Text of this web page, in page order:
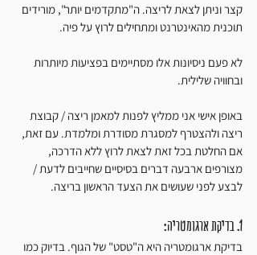
קצר וניתן לצאת לריצה. ה"מתקדמים יותר", מורידים
תוכנית מהאינטרנט ומתחילים לרוץ על פיה.
לא פעם ניסיונות אלו מסתיימים בפציעות מיותרות
ובחוויה שלילית.
באופן אישי אני ממליץ לפנות למאמן ריצה / קבוצת
ריצה ולהצטרף למסגרת מסודרת ומלמדת. עם זאת,
אם החלטת בכל זאת לצאת לרוץ ללא הדרכה,
מצורפים ארבעה דברים בסיסיים שחייבים לדעת /
לבצע לפני שעושים את הצעד הראשון בריצה.
1. בדיקת ארגומטריה:
בדיקת ארגומטריה היא ה"טסט" של הגוף. בדיוק כמו